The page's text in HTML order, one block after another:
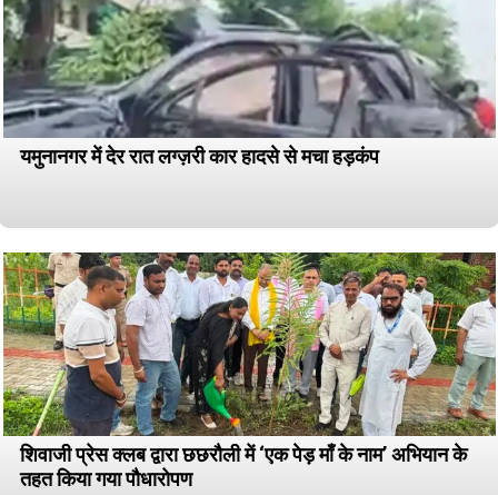
यमुनानगर में देर रात लग्ज़री कार हादसे से मचा हड़कंप
शिवाजी प्रेस क्लब द्वारा छछरौली में ‘एक पेड़ माँ के नाम’ अभियान के
तहत किया गया पौधारोपण